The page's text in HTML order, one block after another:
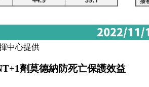
中心提供
劑莫德納防死亡保護效益